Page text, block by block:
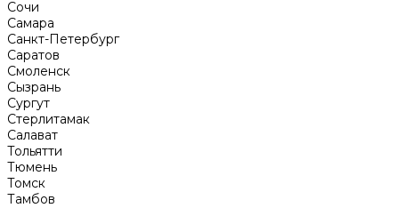
Сочи
Самара
Санкт-Петербург
Саратов
Смоленск
Сызрань
Сургут
Стерлитамак
Салават
Тольятти
Тюмень
Томск
Тамбов